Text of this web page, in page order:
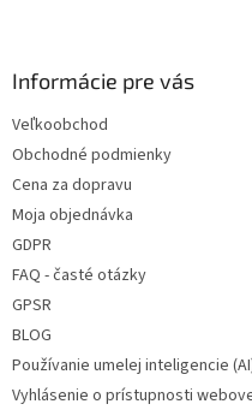
Informácie pre vás
Veľkoobchod
Obchodné podmienky
Cena za dopravu
Moja objednávka
GDPR
FAQ - časté otázky
GPSR
BLOG
Používanie umelej inteligencie
Vyhlásenie o prístupnosti